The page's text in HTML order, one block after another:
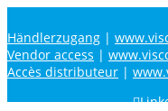
Händlerzugang |
Vendor access |
Accès distributeur |